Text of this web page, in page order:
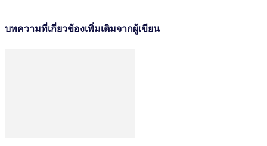
บทความที่เกี่ยวข้องเพิ่มเติมจากผู้เขียน